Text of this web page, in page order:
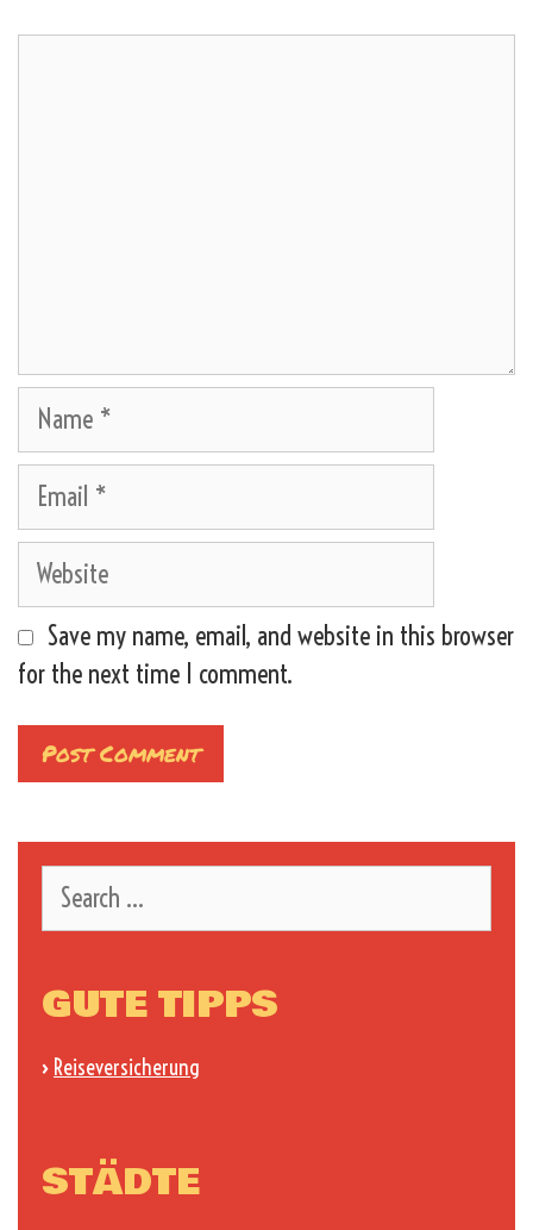
Name
Email
Website
Save my name, email, and website in this browser
for the next time I comment.
for:
GUTE TIPPS
› Reiseversicherung
STÄDTE